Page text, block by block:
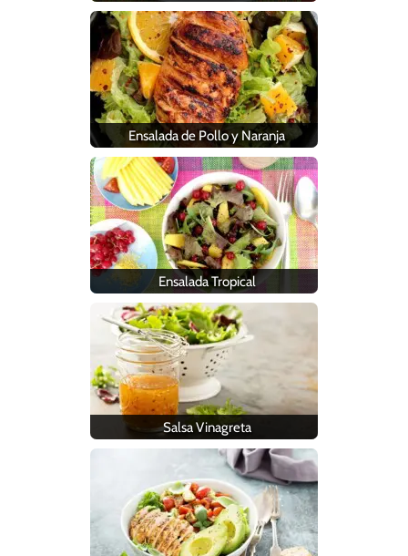
Ensalada de Pollo y Naranja
Ensalada Tropical
Salsa Vinagreta